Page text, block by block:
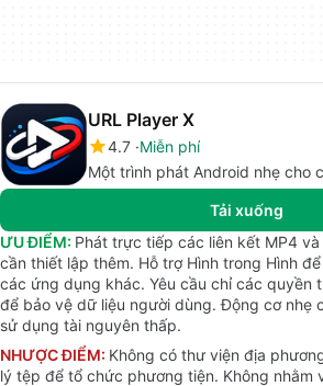
URL Player X
4.7 Miễn phí
Một trình phát Android nhẹ cho
Tải xuống
ƯU ĐIỂM: Phát trực tiếp các liên kết MP4
cần thiết lập thêm. Hỗ trợ Hình trong Hình
các ứng dụng khác. Yêu cầu chỉ các quyền
để bảo vệ dữ liệu người dùng. Động cơ nhẹ
sử dụng tài nguyên thấp.
NHƯỢC ĐIỂM: Không có thư viện địa
lý tệp để tổ chức phương tiện. Không nhằm